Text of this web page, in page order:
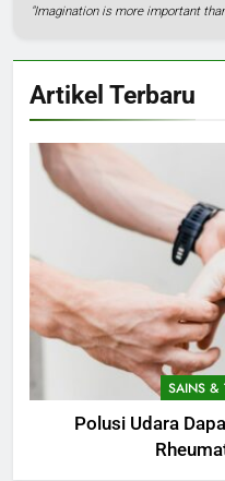
"Imagination is more important
Artikel Terbaru
SAINS &
Polusi Udara